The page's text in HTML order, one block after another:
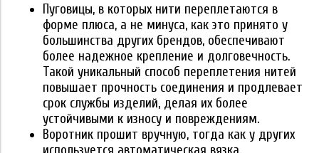
Пуговицы, в которых нити переплетаются в
форме плюса, а не минуса, как это принято у
большинства других брендов, обеспечивают
более надежное крепление и долговечность.
Такой уникальный способ переплетения нитей
повышает прочность соединения и продлевает
срок службы изделий, делая их более
устойчивыми к износу и повреждениям.
Воротник прошит вручную, тогда как у других